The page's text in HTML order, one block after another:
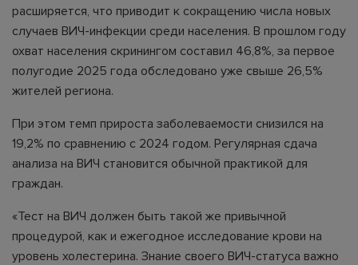
расширяется, что приводит к сокращению числа новых
случаев ВИЧ-инфекции среди населения. В прошлом году
охват населения скринингом составил 46,8%, за первое
полугодие 2025 года обследовано уже свыше 26,5%
жителей региона.
При этом темп прироста заболеваемости снизился на
19,2% по сравнению с 2024 годом. Регулярная сдача
анализа на ВИЧ становится обычной практикой для
граждан.
«Тест на ВИЧ должен быть такой же привычной
процедурой, как и ежегодное исследование крови на
уровень холестерина. Знание своего ВИЧ-статуса важно